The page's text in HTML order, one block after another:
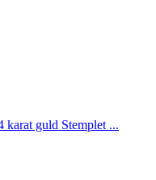
karat guld Stemplet ...